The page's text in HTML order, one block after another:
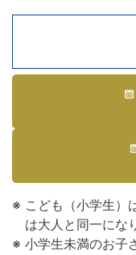
こども（小学生）
は大人と同一にな
小学生未満のお子